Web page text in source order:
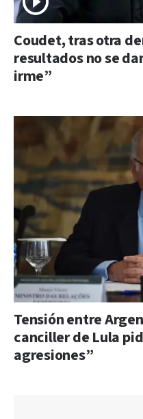
Coudet, tras otra
resultados no se
irme”
Tensión entre
canciller de Lula
agresiones”